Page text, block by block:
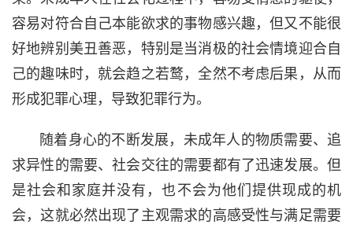
容易对符合自己本能欲求的事物感兴趣，但又不能很
好地辨别美丑善恶，特别是当消极的社会情境迎合自
己的趣味时，就会趋之若鹜，全然不考虑后果，从而
形成犯罪心理，导致犯罪行为。
随着身心的不断发展，未成年人的物质需要、追
求异性的需要、社会交往的需要都有了迅速发展。但
是社会和家庭并没有，也不会为他们提供现成的机
会，这就必然出现了主观需求的高感受性与满足需要